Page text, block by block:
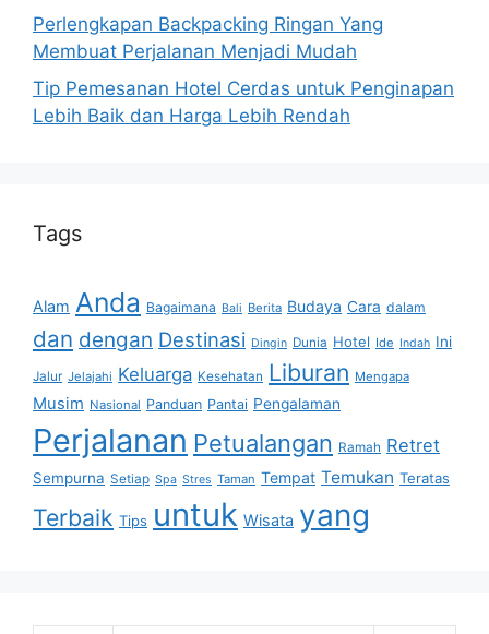
Perlengkapan Backpacking Ringan Yang
Membuat Perjalanan Menjadi Mudah
Tip Pemesanan Hotel Cerdas untuk Penginapan
Lebih Baik dan Harga Lebih Rendah
Tags
Alam Anda Bagaimana Bali Berita Budaya Cara dalam
dan dengan Destinasi Dingin Dunia Hotel Ide Indah Ini
Jalur Jelajahi Keluarga Kesehatan Liburan Mengapa
Musim Nasional Panduan Pantai Pengalaman
Perjalanan Petualangan Ramah Retret
Sempurna Setiap Spa Stres Taman Tempat Temukan Teratas
Terbaik Tips untuk Wisata yang